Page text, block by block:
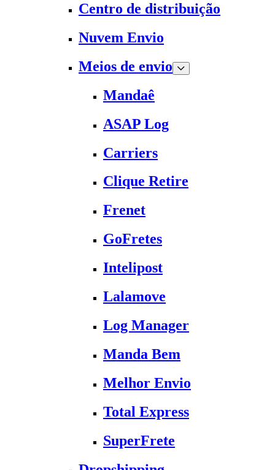
Centro de distribuição
Nuvem Envio
Meios de envio
Mandaê
ASAP Log
Carriers
Clique Retire
Frenet
GoFretes
Intelipost
Lalamove
Log Manager
Manda Bem
Melhor Envio
Total Express
SuperFrete